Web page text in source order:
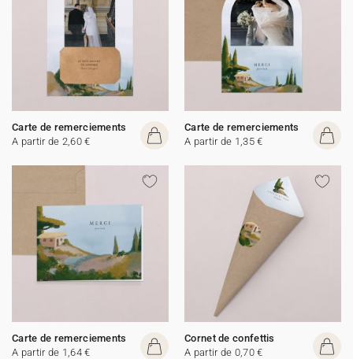
Carte de remerciements
A partir de 2,60 €
Carte de remerciements
A partir de 1,35 €
Carte de remerciements
A partir de 1,64 €
Cornet de confettis
A partir de 0,70 €